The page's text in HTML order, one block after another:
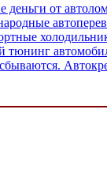
деньги от
тюнинг